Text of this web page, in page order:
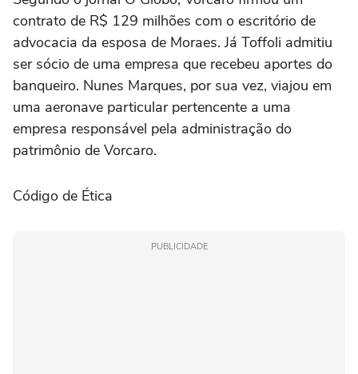
contrato de R$ 129 milhões com o escritório de
advocacia da esposa de Moraes. Já Toffoli admitiu
ser sócio de uma empresa que recebeu aportes do
banqueiro. Nunes Marques, por sua vez, viajou em
uma aeronave particular pertencente a uma
empresa responsável pela administração do
patrimônio de Vorcaro.
Código de Ética
PUBLICIDADE